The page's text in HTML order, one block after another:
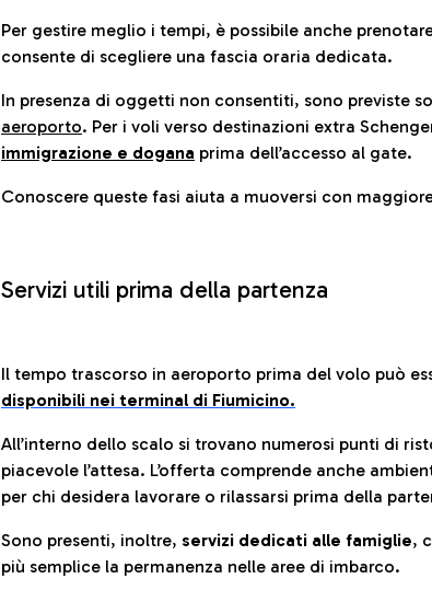
Per gestire meglio i tempi, è possibile anche
consente di scegliere una fascia oraria dedicata.
In presenza di oggetti non consentiti, sono previste
aeroporto. Per i voli verso destinazioni extra
immigrazione e dogana prima dell’accesso al gate.
Conoscere queste fasi aiuta a muoversi con
Servizi utili prima della partenza
Il tempo trascorso in aeroporto prima del volo può
disponibili nei terminal di Fiumicino.
All’interno dello scalo si trovano numerosi punti di
piacevole l’attesa. L’offerta comprende anche
per chi desidera lavorare o rilassarsi prima della
Sono presenti, inoltre, servizi dedicati alle famiglie,
più semplice la permanenza nelle aree di imbarco.